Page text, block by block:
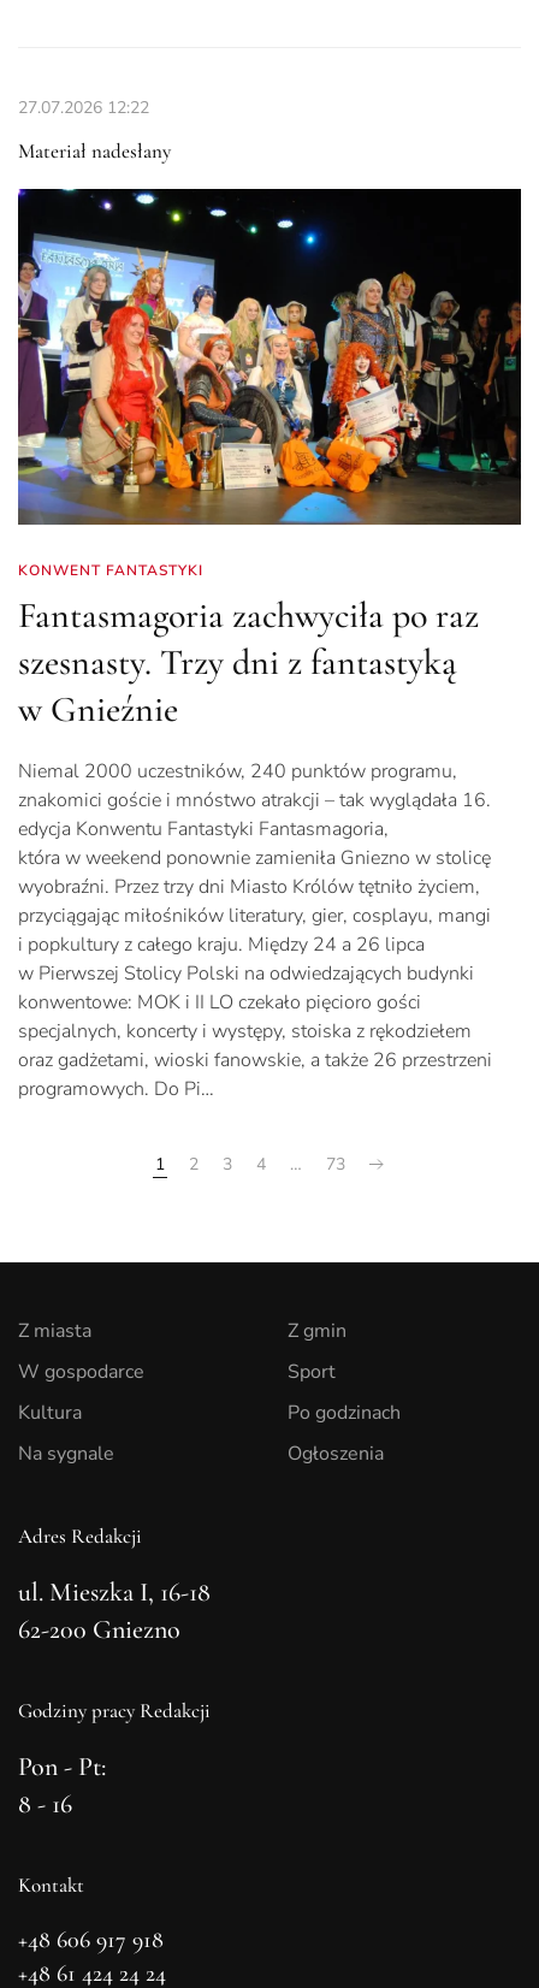
27.07.2026 12:22
Materiał nadesłany
KONWENT FANTASTYKI
Fantasmagoria zachwyciła po raz
szesnasty. Trzy dni z fantastyką
w Gnieźnie
Niemal 2000 uczestników, 240 punktów programu,
znakomici goście i mnóstwo atrakcji – tak wyglądała 16.
edycja Konwentu Fantastyki Fantasmagoria,
która w weekend ponownie zamieniła Gniezno w stolicę
wyobraźni. Przez trzy dni Miasto Królów tętniło życiem,
przyciągając miłośników literatury, gier, cosplayu, mangi
i popkultury z całego kraju. Między 24 a 26 lipca
w Pierwszej Stolicy Polski na odwiedzających budynki
konwentowe: MOK i II LO czekało pięcioro gości
specjalnych, koncerty i występy, stoiska z rękodziełem
oraz gadżetami, wioski fanowskie, a także 26 przestrzeni
programowych. Do Pi…
1 2 3 4 … 73
Z miasta
W gospodarce
Kultura
Na sygnale
Z gmin
Sport
Po godzinach
Ogłoszenia
Adres Redakcji
ul. Mieszka I, 16-18
62-200 Gniezno
Godziny pracy Redakcji
Pon - Pt:
8 - 16
Kontakt
+48 606 917 918
+48 61 424 24 24